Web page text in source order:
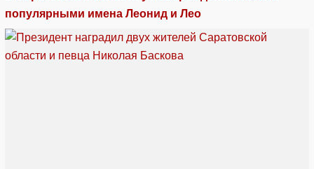
популярными имена Леонид и Лео